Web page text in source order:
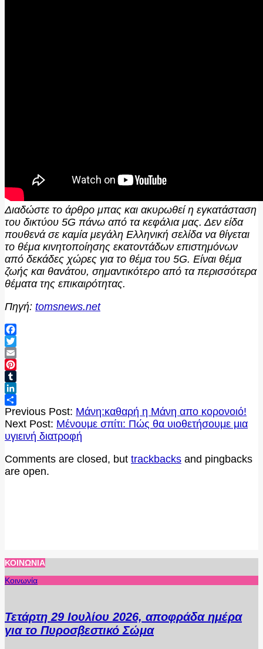
Διαδώστε το άρθρο μπας και ακυρωθεί η εγκατάσταση
του δικτύου 5G πάνω από τα κεφάλια μας. Δεν είδα
πουθενά σε καμία μεγάλη Ελληνική σελίδα να θίγεται
το θέμα κινητοποίησης εκατοντάδων επιστημόνων
από δεκάδες χώρες για το θέμα του 5G. Είναι θέμα
ζωής και θανάτου, σημαντικότερο από τα περισσότερα
θέματα της επικαιρότητας.
Πηγή: tomsnews.net
Facebook
Twitter
Email
Pinterest
Tumblr
LinkedIn
Μοιραστείτε
2020-
04-
02
Previous Post: Μάνη:καθαρή η Μάνη απο κορονοιό!
Next Post: Μένουμε σπίτι: Πώς θα υιοθετήσουμε μια
υγιεινή διατροφή
Comments are closed, but trackbacks and pingbacks
are open.
ΚΟΙΝΩΝΊΑ
Κοινωνία
Τετάρτη 29 Ιουλίου 2026, αποφράδα ημέρα
για το Πυροσβεστικό Σώμα